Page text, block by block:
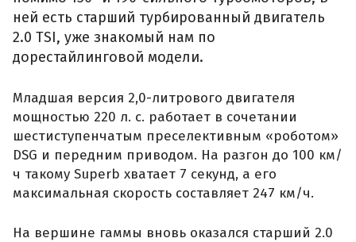
ней есть старший турбированный двигатель
2.0 TSI, уже знакомый нам по
дорестайлинговой модели.
Младшая версия 2,0-литрового двигателя
мощностью 220 л. с. работает в сочетании
шестиступенчатым преселективным «роботом»
DSG и передним приводом. На разгон до 100 км/
ч такому Superb хватает 7 секунд, а его
максимальная скорость составляет 247 км/ч.
На вершине гаммы вновь оказался старший 2.0